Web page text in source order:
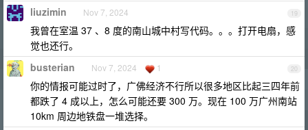
19
liuzimin Nov 7, 2024
我曾在室温 37 、8 度的南山城中村写代码。。。打开电扇，感
觉也还行。
20
busterian Nov 7, 2024 1
你的情报可能过时了，广佛经济不行所以很多地区比起三四年前
都跌了 4 成以上，怎么可能还要 300 万。现在 100 万广州南站
10km 周边地铁盘一堆选择。